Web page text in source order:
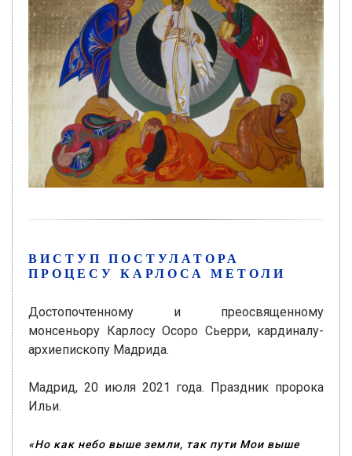
ВИСТУП ПОСТУЛАТОРА
ПРОЦЕСУ КАРЛОСА МЕТОЛИ
Достопочтенному и преосвященному
монсеньору Карлосу Осоро Сьерри, кардиналу-
архиепископу Мадрида.
Мадрид, 20 июля 2021 года. Праздник пророка
Ильи.
«Но как небо выше земли, так пути Мои выше